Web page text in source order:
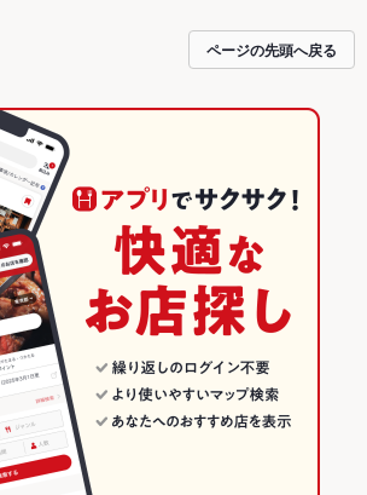
ページの先頭へ戻る